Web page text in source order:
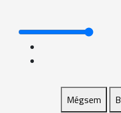
Mégsem